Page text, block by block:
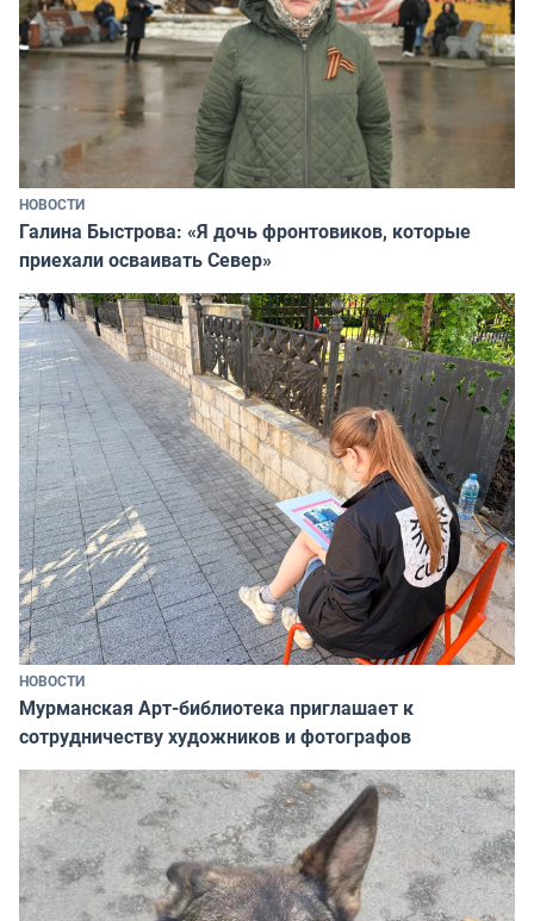
НОВОСТИ
Галина Быстрова: «Я дочь фронтовиков, которые
приехали осваивать Север»
НОВОСТИ
Мурманская Арт-библиотека приглашает к
сотрудничеству художников и фотографов